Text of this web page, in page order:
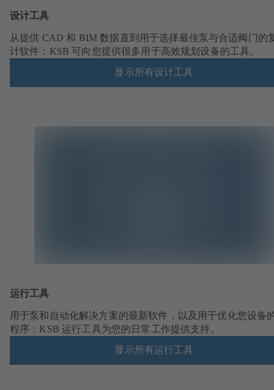
设计工具
从提供 CAD 和 BIM 数据直到用于选择最佳泵与合适阀门的
计软件：KSB 可向您提供很多用于高效规划设备的工具。
显示所有设计工具
运行工具
用于泵和自动化解决方案的最新软件，以及用于优化您设备
程序：KSB 运行工具为您的日常工作提供支持。
显示所有运行工具